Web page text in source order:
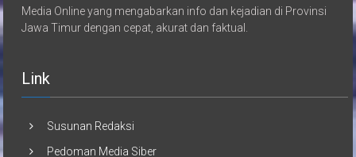
Media Online yang mengabarkan info dan kejadian di Provinsi
Jawa Timur dengan cepat, akurat dan faktual.
Link
Susunan Redaksi
Pedoman Media Siber